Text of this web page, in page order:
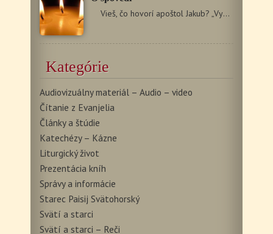
Vieš, čo hovorí apoštol Jakub? „Vyznávajte…
Kategórie
Audiovizuálny materiál – Audio – video
Čítanie z Evanjelia
Články a štúdie
Katechézy – Kázne
Liturgický život
Prezentácia kníh
Správy a informácie
Starec Paisij Svätohorský
Svätí a starci
Svätí a starci – Reči